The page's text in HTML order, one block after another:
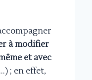
à modifier
et avec
; en effet,